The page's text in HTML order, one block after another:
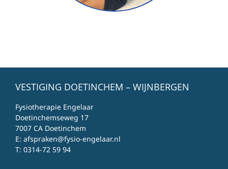
VESTIGING DOETINCHEM – WIJNBERGEN
Fysiotherapie Engelaar
Doetinchemseweg 17
7007 CA Doetinchem
E: afspraken@fysio-engelaar.nl
T: 0314-72 59 94